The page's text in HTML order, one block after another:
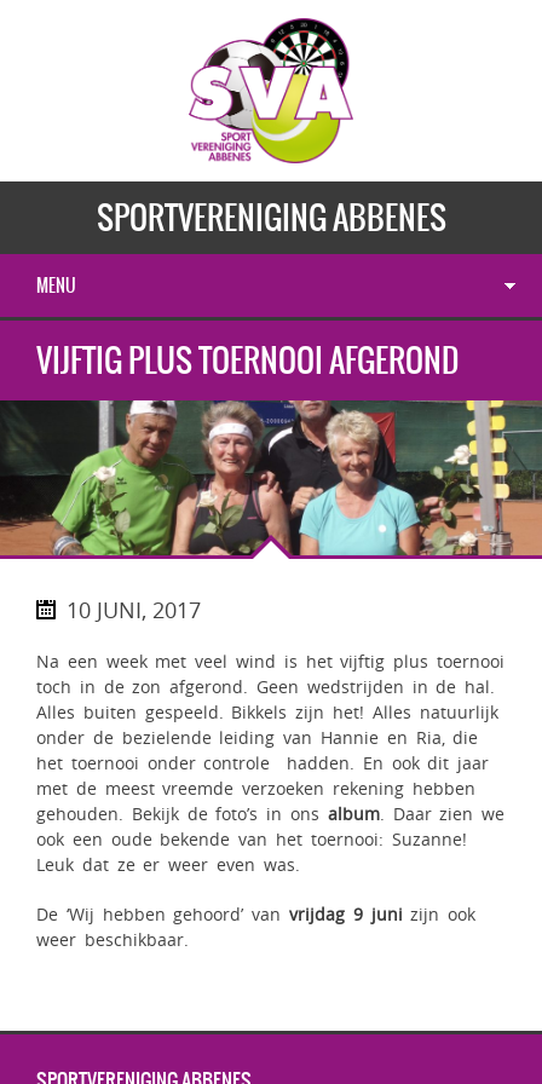
SPORTVERENIGING ABBENES
MENU
VIJFTIG PLUS TOERNOOI AFGEROND
10 JUNI, 2017
Na een week met veel wind is het vijftig plus toernooi
toch in de zon afgerond. Geen wedstrijden in de hal.
Alles buiten gespeeld. Bikkels zijn het! Alles natuurlijk
onder de bezielende leiding van Hannie en Ria, die
het toernooi onder controle hadden. En ook dit jaar
met de meest vreemde verzoeken rekening hebben
gehouden. Bekijk de foto’s in ons album. Daar zien we
ook een oude bekende van het toernooi: Suzanne!
Leuk dat ze er weer even was.
De ‘Wij hebben gehoord’ van vrijdag 9 juni zijn ook
weer beschikbaar.